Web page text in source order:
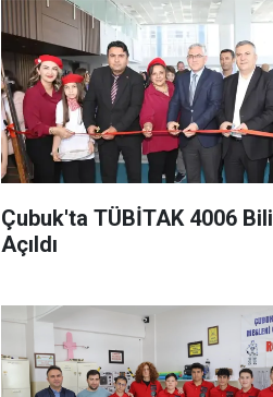
Çubuk'ta TÜBİTAK 4006
Açıldı